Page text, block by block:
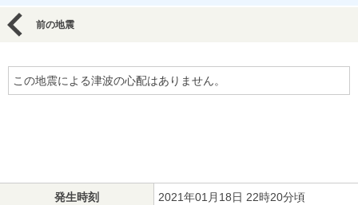
前の地震
この地震による津波の心配はありません。
発生時刻 2021年01月18日 22時20分頃